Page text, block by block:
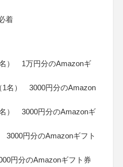
着
） 1万円分のAmazonギ
1名） 3000円分のAmazon
） 3000円分のAmazonギ
円分のAmazonギフト
円分のAmazonギフト券